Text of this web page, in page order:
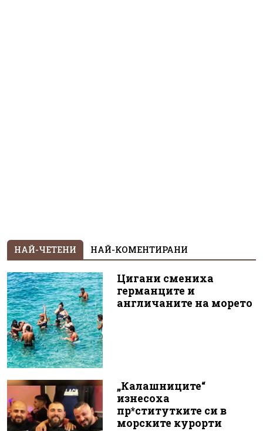
НАЙ-ЧЕТЕНИ НАЙ-КОМЕНТИРАНИ
Цигани смениха
германците и
англичаните на морето
„Калашниците“
изнесоха
пр*ститутките си в
морските курорти